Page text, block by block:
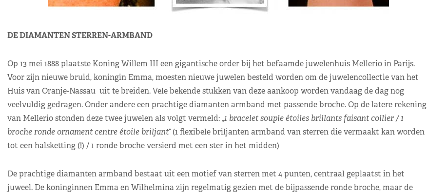
DE DIAMANTEN STERREN-ARMBAND
Op 13 mei 1888 plaatste Koning Willem III een gigantische order bij het befaamde juwelenhuis Mellerio in Parijs.
Voor zijn nieuwe bruid, koningin Emma, moesten nieuwe juwelen besteld worden om de juwelencollectie van het
Huis van Oranje-Nassau uit te breiden. Vele bekende stukken van deze aankoop worden vandaag de dag nog
veelvuldig gedragen. Onder andere een prachtige diamanten armband met passende broche. Op de latere rekening
van Mellerio stonden deze twee juwelen als volgt vermeld:„1 bracelet souple étoiles brillants faisant collier / 1
broche ronde ornament centre étoile briljant“(1 flexibele briljanten armband van sterren die vermaakt kan worden
tot een halsketting (!) / 1 ronde broche versierd met een ster in het midden)
De prachtige diamanten armband bestaat uit een motief van sterren met 4 punten, centraal geplaatst in het
juweel. De koninginnen Emma en Wilhelmina zijn regelmatig gezien met de bijpassende ronde broche, maar de